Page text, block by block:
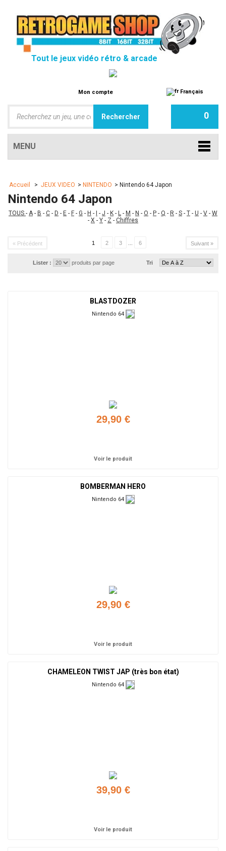
Tout le jeux vidéo rétro & arcade
Mon compte Français
0
MENU
Accueil > JEUX VIDEO > NINTENDO > Nintendo 64 Japon
Nintendo 64 Japon
TOUS - A- B - C - D - E - F - G - H - - J - K - L - M - N - O - P - Q - R - S - T - U - V - W
- X - Y - Z - Chiffres
« Précédent 1 2 3 ... 6 Suivant »
Tri
Lister : produits par page
BLASTDOZER
Nintendo 64
29,90 €
Voir le produit
BOMBERMAN HERO
Nintendo 64
29,90 €
Voir le produit
CHAMELEON TWIST JAP (très bon état)
Nintendo 64
39,90 €
Voir le produit